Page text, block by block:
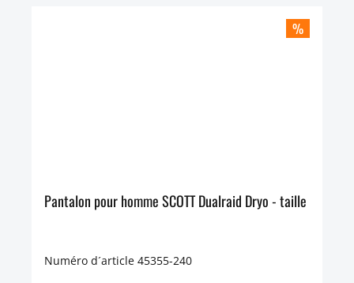
%
Pantalon pour homme SCOTT Dualraid Dryo - taille
Numéro d´article 45355-240